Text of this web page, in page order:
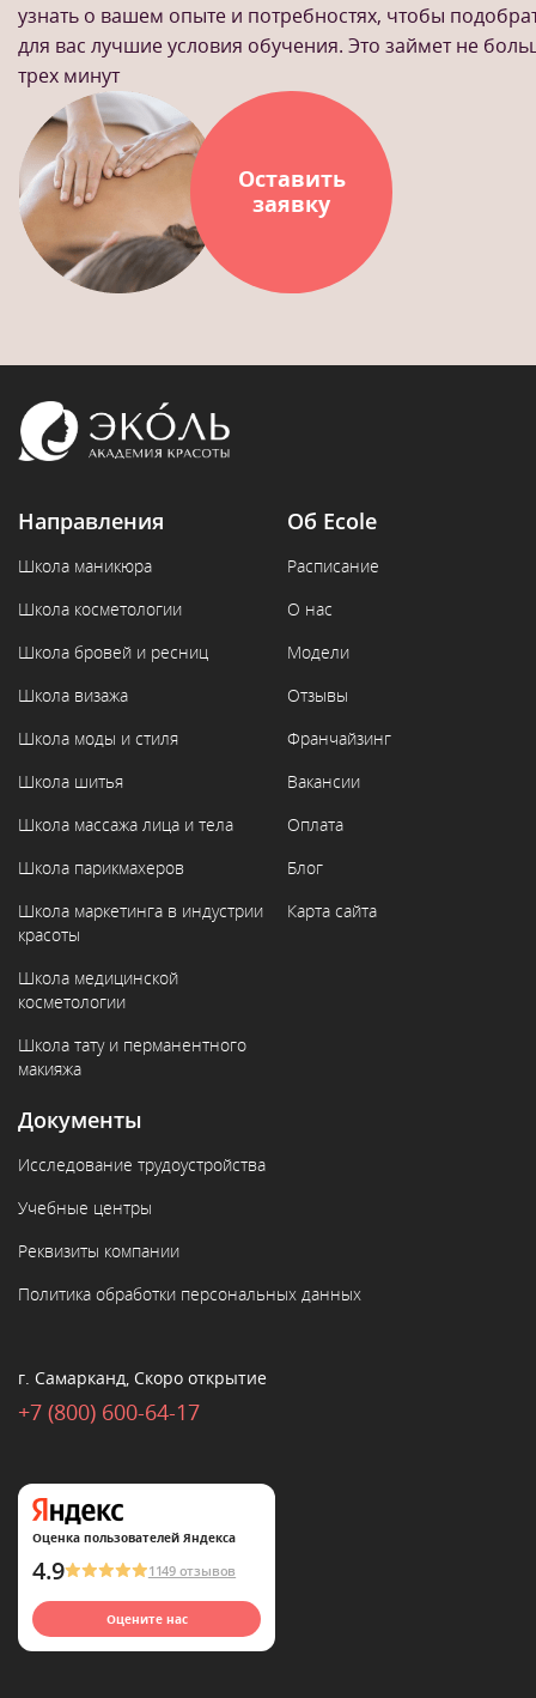
узнать о вашем опыте и потребностях, чтобы
для вас лучшие условия обучения. Это займет не
трех минут
Оставить
заявку
Направления
Школа маникюра
Школа косметологии
Школа бровей и ресниц
Школа визажа
Школа моды и стиля
Школа шитья
Школа массажа лица и тела
Школа парикмахеров
Школа маркетинга в индустрии
красоты
Школа медицинской
косметологии
Школа тату и перманентного
макияжа
Об Ecole
Расписание
О нас
Модели
Отзывы
Франчайзинг
Вакансии
Оплата
Блог
Карта сайта
Документы
Исследование трудоустройства
Учебные центры
Реквизиты компании
Политика обработки персональных данных
г. Самарканд, Скоро открытие
+7 (800) 600-64-17
Оценка пользователей Яндекса
4.9 1149 отзывов
Оцените нас